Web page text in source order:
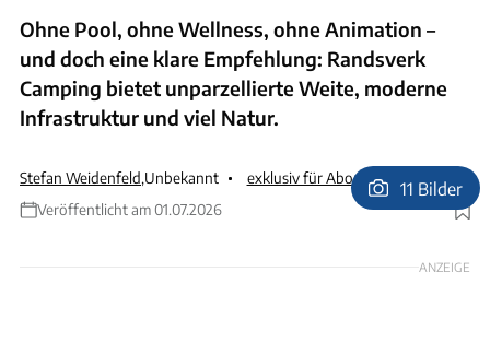
Ohne Pool, ohne Wellness, ohne Animation –
und doch eine klare Empfehlung: Randsverk
Camping bietet unparzellierte Weite, moderne
Infrastruktur und viel Natur.
Stefan Weidenfeld,Unbekannt
exklusiv für Abonnenten
Veröffentlicht am 01.07.2026
Foto: Stefan Weidenfeld
11 Bilder
ANZEIGE